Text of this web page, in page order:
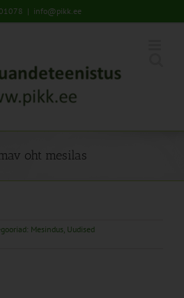
| info@pikk.ee
oht mesilas
Mesindus, Uudised